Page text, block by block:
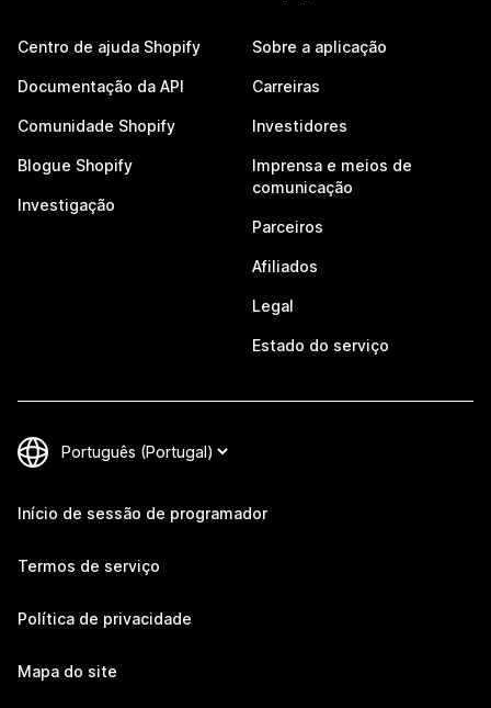
Centro de ajuda Shopify
Documentação da API
Comunidade Shopify
Blogue Shopify
Investigação
Sobre a aplicação
Carreiras
Investidores
Imprensa e meios de
comunicação
Parceiros
Afiliados
Legal
Estado do serviço
Início de sessão de programador
Termos de serviço
Política de privacidade
Mapa do site